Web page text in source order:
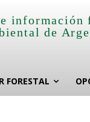
de
FORESTAL